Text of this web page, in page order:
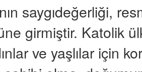
saygıdeğerliği,
girmiştir. Katolik
ve yaşlılar için